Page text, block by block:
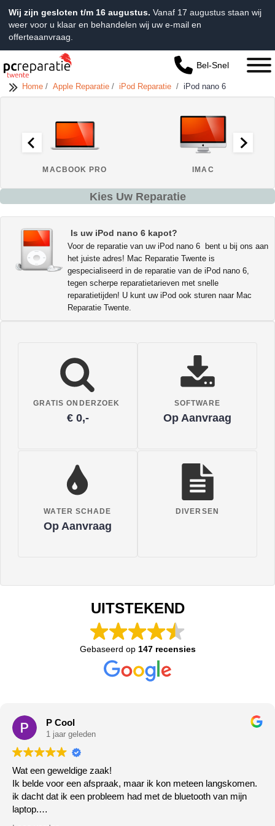
Wij zijn gesloten t/m 16 augustus. Vanaf 17 augustus staan wij
weer voor u klaar en behandelen wij uw e-mail en
offerteaanvraag.
Bel-Snel
Home / Apple Reparatie / iPod Reparatie / iPod nano 6
MACBOOK PRO IMAC
Kies Uw Reparatie
Is uw iPod nano 6 kapot?
Voor de reparatie van uw iPod nano 6 bent u bij ons aan
het juiste adres! Mac Reparatie Twente is
gespecialiseerd in de reparatie van de iPod nano 6,
tegen scherpe reparatietarieven met snelle
reparatietijden! U kunt uw iPod ook sturen naar Mac
Reparatie Twente.
GRATIS ONDERZOEK
€ 0,-
SOFTWARE
Op Aanvraag
WATER SCHADE
Op Aanvraag
DIVERSEN
UITSTEKEND
Gebaseerd op 147 recensies
P Cool
1 jaar geleden
Wat een geweldige zaak!
Ik belde voor een afspraak, maar ik kon meteen langskomen.
ik dacht dat ik een probleem had met de bluetooth van mijn
laptop.
Het deed het gewoon niet meer, de zeer vriendelijke meneer